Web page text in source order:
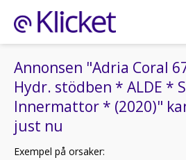
Annonsen "Adria Coral
Hydr. stödben * ALDE *
Innermattor * (2020)"
just nu
Exempel på orsaker: